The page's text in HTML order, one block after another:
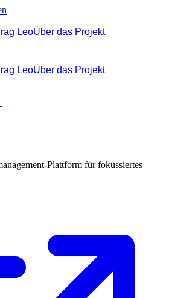
LeoÜber das Projekt
LeoÜber das Projekt
benachbarten Tool in der Übersicht
Plattform für fokussiertes